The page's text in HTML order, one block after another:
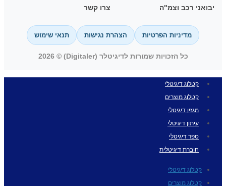
יבואני רכב וצמ"ה
צרו קשר
מדיניות הפרטיות הצהרת נגישות תנאי שימוש
כל הזכויות שמורות לדיגיטלר (Digitaler) © 2026
קטלוג דיגיטלי
קטלוג מוצרים
מגזין דיגיטלי
עיתון דיגיטלי
ספר דיגיטלי
חוברת דיגיטלית
קטלוג דיגיטלי
קטלוג מוצרים